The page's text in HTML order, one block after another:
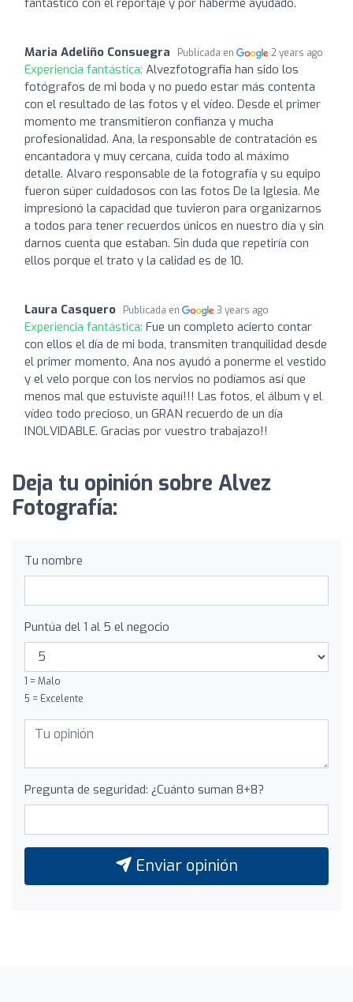
Maria Adeliño Consuegra Publicada en 2 years ago
Experiencia fantástica: Alvezfotografia han sido los
fotógrafos de mi boda y no puedo estar más contenta
con el resultado de las fotos y el vídeo. Desde el primer
momento me transmitieron confianza y mucha
profesionalidad. Ana, la responsable de contratación es
encantadora y muy cercana, cuida todo al máximo
detalle. Alvaro responsable de la fotografía y su equipo
fueron súper cuidadosos con las fotos De la Iglesia. Me
impresionó la capacidad que tuvieron para organizarnos
a todos para tener recuerdos únicos en nuestro día y sin
darnos cuenta que estaban. Sin duda que repetiría con
ellos porque el trato y la calidad es de 10.
Laura Casquero Publicada en 3 years ago
Experiencia fantástica: Fue un completo acierto contar
con ellos el día de mi boda, transmiten tranquilidad desde
el primer momento, Ana nos ayudó a ponerme el vestido
y el velo porque con los nervios no podíamos así que
menos mal que estuviste aquí!!! Las fotos, el álbum y el
vídeo todo precioso, un GRAN recuerdo de un día
INOLVIDABLE. Gracias por vuestro trabajazo!!
Deja tu opinión sobre Alvez
Fotografía:
Tu nombre
Puntúa del 1 al 5 el negocio
1 = Malo
5 = Excelente
Pregunta de seguridad: ¿Cuánto suman 8+8?
Enviar opinión